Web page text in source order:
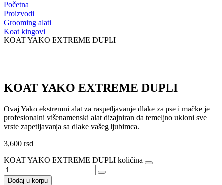
Početna
Proizvodi
Grooming alati
Koat kingovi
KOAT YAKO EXTREME DUPLI
KOAT YAKO EXTREME DUPLI
Ovaj Yako ekstremni alat za raspetljavanje dlake za pse i mačke je
profesionalni višenamenski alat dizajniran da temeljno ukloni sve
vrste zapetljavanja sa dlake vašeg ljubimca.
3,600 rsd
KOAT YAKO EXTREME DUPLI količina
Dodaj u korpu